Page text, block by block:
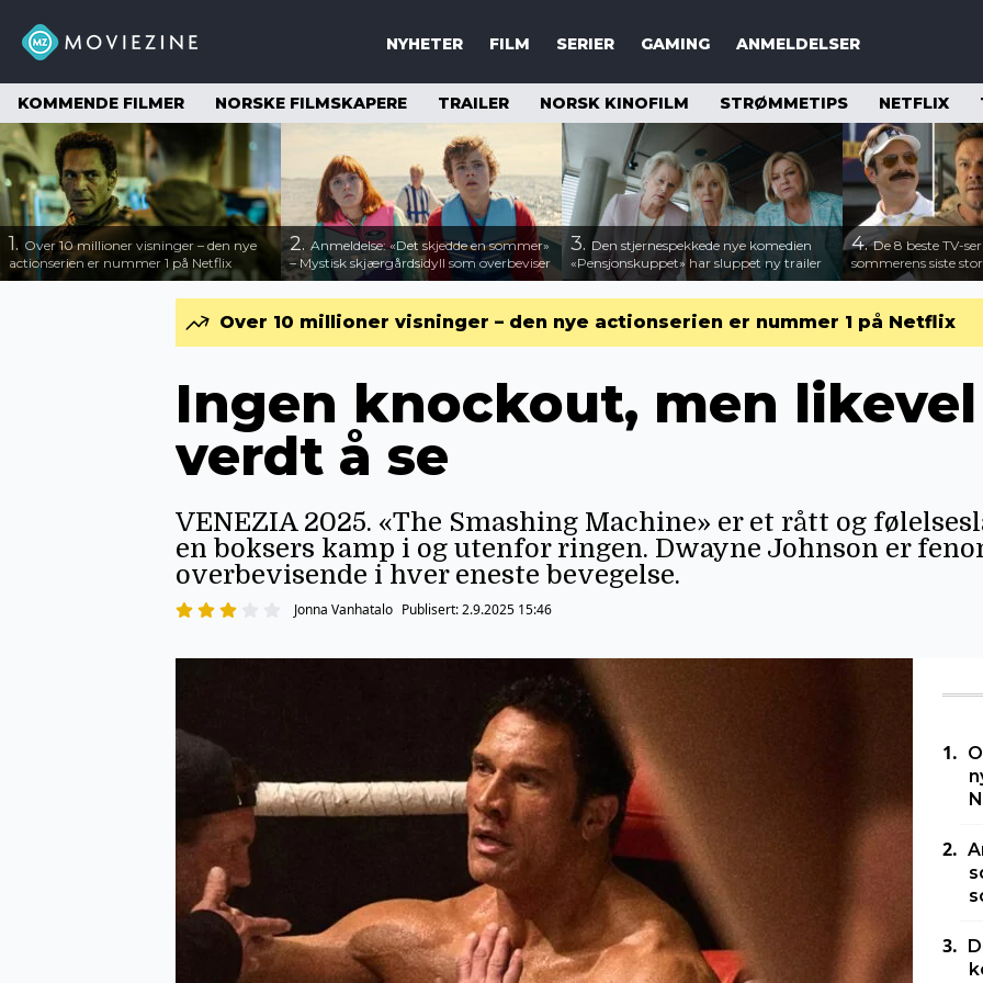
NYHETER FILM SERIER GAMING ANMELDELSER
KOMMENDE FILMER NORSKE FILMSKAPERE TRAILER NORSK KINOFILM STRØMMETIPS NETFLIX
1. Over 10 millioner visninger – den nye
actionserien er nummer 1 på Netflix
2. Anmeldelse: «Det skjedde en sommer»
– Mystisk skjærgårdsidyll som overbeviser
3. Den stjernespekkede nye komedien
«Pensjonskuppet» har sluppet ny trailer
4.De 8 beste TV-
sommerens siste
Over 10 millioner visninger – den nye actionserien er nummer 1 på Netflix
Ingen knockout, men
verdt å se
VENEZIA 2025. «The Smashing Machine» er et rått og
en boksers kamp i og utenfor ringen. Dwayne Johnson er
overbevisende i hver eneste bevegelse.
Jonna Vanhatalo Publisert:2.9.2025 15:46